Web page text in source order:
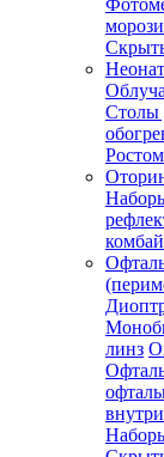
менеджер
статуса
заказа
Столы
линз